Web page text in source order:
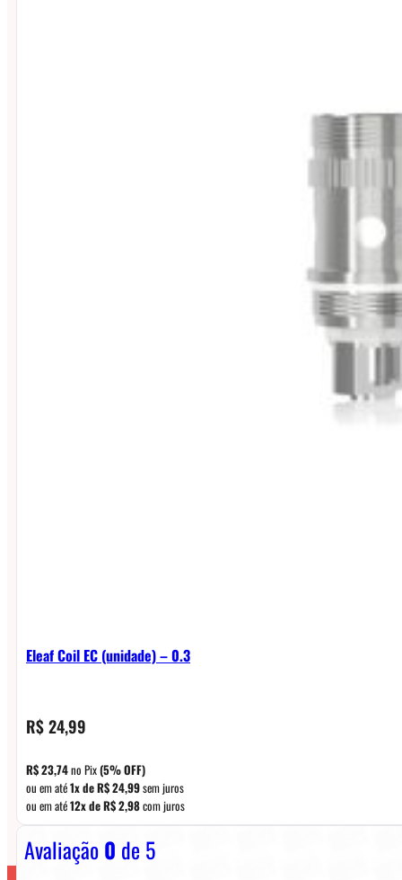
Eleaf Coil EC (unidade) – 0.3
R$24,99
R$23,74no Pix(5% OFF)
ou em até1x deR$24,99sem juros
ou em até12x deR$2,98com juros
Avaliação0 de 5